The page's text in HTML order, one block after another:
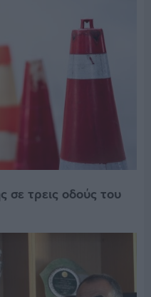
σε τρεις οδούς του